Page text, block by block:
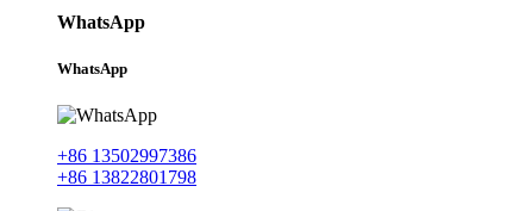
WhatsApp
WhatsApp
+86 13502997386
+86 13822801798